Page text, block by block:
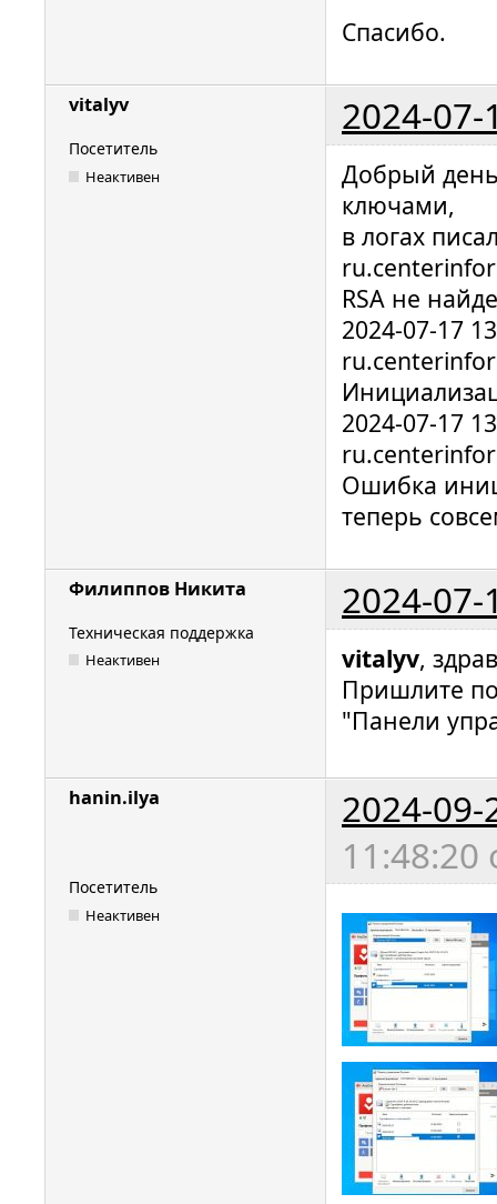
Спасибо.
vitalyv 2024-07-
Посетитель
Неактивен
Добрый
ключами,
в логах
RSA не
2024-07-17
2024-07-17
Ошибка
теперь
Филиппов Никита 2024-07-
Техническая поддержка
Неактивен vitalyv,
Пришлите
"Панели
hanin.ilya
2024-09-
11:48:20
Посетитель
Неактивен